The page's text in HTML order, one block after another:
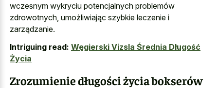
wczesnym wykryciu potencjalnych problemów
zdrowotnych, umożliwiając szybkie leczenie i
zarządzanie.
Intriguing read: Węgierski Vizsla Średnia Długość
Życia
Zrozumienie długości życia bokserów